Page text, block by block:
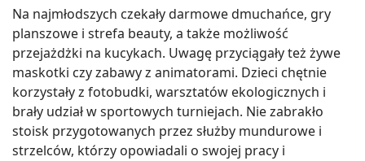
Na najmłodszych czekały darmowe dmuchańce, gry
planszowe i strefa beauty, a także możliwość
przejażdżki na kucykach. Uwagę przyciągały też żywe
maskotki czy zabawy z animatorami. Dzieci chętnie
korzystały z fotobudki, warsztatów ekologicznych i
brały udział w sportowych turniejach. Nie zabrakło
stoisk przygotowanych przez służby mundurowe i
strzelców, którzy opowiadali o swojej pracy i